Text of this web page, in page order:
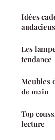
Idées
Les
tendance
Meubles
de main
Top
lecture